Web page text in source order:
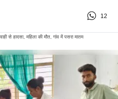
12
से हादसा, महिला की मौत, गांव में पसरा मातम